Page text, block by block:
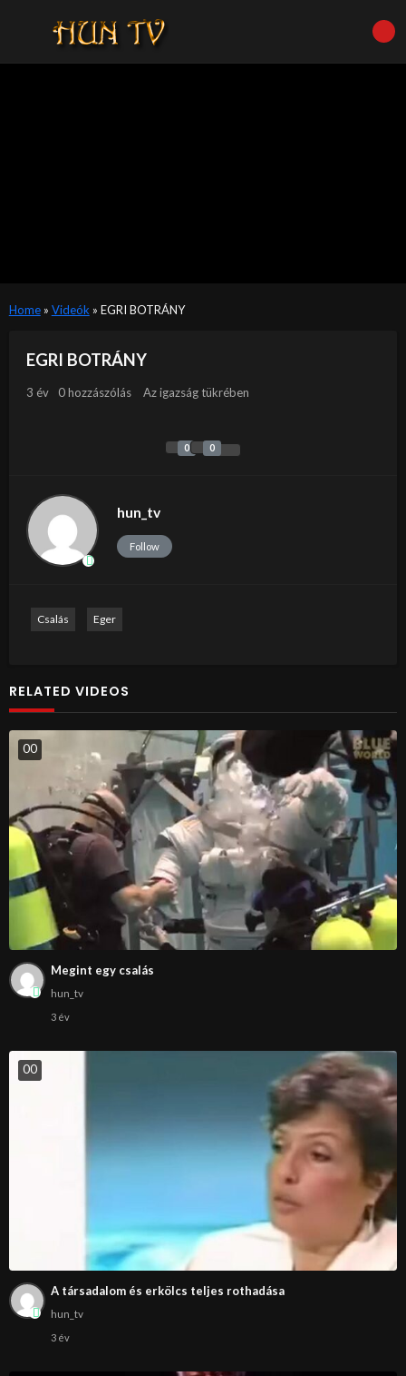
Home» Videók » EGRI BOTRÁNY
EGRI BOTRÁNY
3 év 0 hozzászólás Az igazság tükrében
0 0
hun_tv
Follow
Csalás Eger
RELATED VIDEOS
00
Megint egy csalás
hun_tv
3 év
00
A társadalom és erkölcs teljes rothadása
hun_tv
3 év